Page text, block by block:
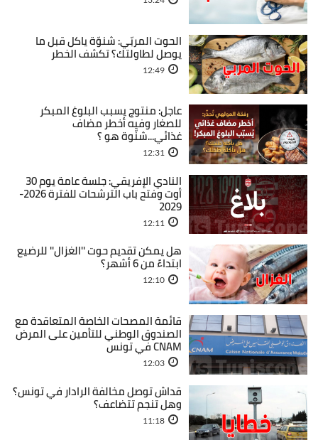
الحوت المربّي: شنوّة ياكل قبل ما
يوصل لطاولتك؟ تكشف الخطر
12:49
عاجل: منتوج يسبب البلوغ المبكر
للصغار وفيه أخطر مضاف
غذائي...شنّوة هو ؟
12:31
النادي الإفريقي: جلسة عامة يوم 30
أوت وفتح باب الترشحات للفترة 2026-
2029
12:11
هل يمكن تقديم حوت ''الغزال'' للرضيع
ابتداءً من 6 أشهر؟
12:10
قائمة المصحات الخاصة المتعاقدة مع
الصندوق الوطني للتأمين على المرض
CNAM في تونس
12:03
قداش توصل مخالفة الرادار في تونس؟
وهل تنجم تتضاعف؟
11:18